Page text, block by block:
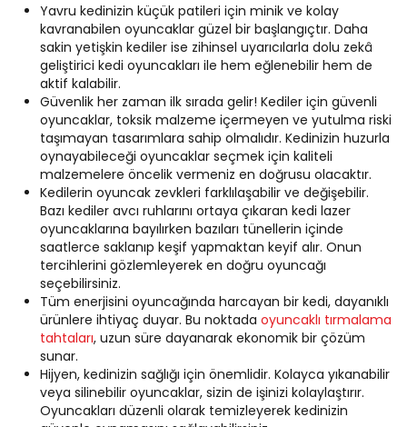
Yavru kedinizin küçük patileri için minik ve kolay
kavranabilen oyuncaklar güzel bir başlangıçtır. Daha
sakin yetişkin kediler ise zihinsel uyarıcılarla dolu zekâ
geliştirici kedi oyuncakları ile hem eğlenebilir hem de
aktif kalabilir.
Güvenlik her zaman ilk sırada gelir! Kediler için güvenli
oyuncaklar, toksik malzeme içermeyen ve yutulma riski
taşımayan tasarımlara sahip olmalıdır. Kedinizin huzurla
oynayabileceği oyuncaklar seçmek için kaliteli
malzemelere öncelik vermeniz en doğrusu olacaktır.
Kedilerin oyuncak zevkleri farklılaşabilir ve değişebilir.
Bazı kediler avcı ruhlarını ortaya çıkaran kedi lazer
oyuncaklarına bayılırken bazıları tünellerin içinde
saatlerce saklanıp keşif yapmaktan keyif alır. Onun
tercihlerini gözlemleyerek en doğru oyuncağı
seçebilirsiniz.
Tüm enerjisini oyuncağında harcayan bir kedi, dayanıklı
ürünlere ihtiyaç duyar. Bu noktada oyuncaklı tırmalama
tahtaları, uzun süre dayanarak ekonomik bir çözüm
sunar.
Hijyen, kedinizin sağlığı için önemlidir. Kolayca yıkanabilir
veya silinebilir oyuncaklar, sizin de işinizi kolaylaştırır.
Oyuncakları düzenli olarak temizleyerek kedinizin